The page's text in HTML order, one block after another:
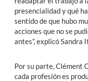
presencialidad y qué
sentido de que hubo
acciones que no se
antes”, explicó Sandra
Por su parte, Clément
cada profesión es